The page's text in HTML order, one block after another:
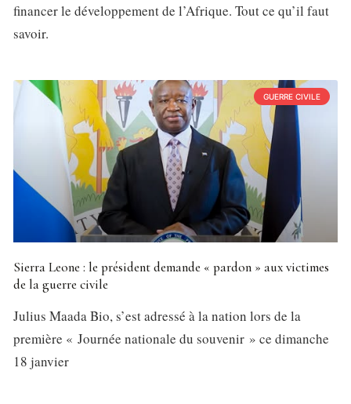
financer le développement de l’Afrique. Tout ce qu’il faut
savoir.
GUERRE CIVILE
Sierra Leone : le président demande « pardon » aux victimes
de la guerre civile
Julius Maada Bio, s’est adressé à la nation lors de la
première « Journée nationale du souvenir » ce dimanche
18 janvier